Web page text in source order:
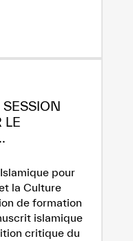
SESSION
LE
pour
la Culture
de formation
islamique
critique du